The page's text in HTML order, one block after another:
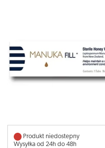
Produkt niedostepny
Wysyłka od 24h do 48h